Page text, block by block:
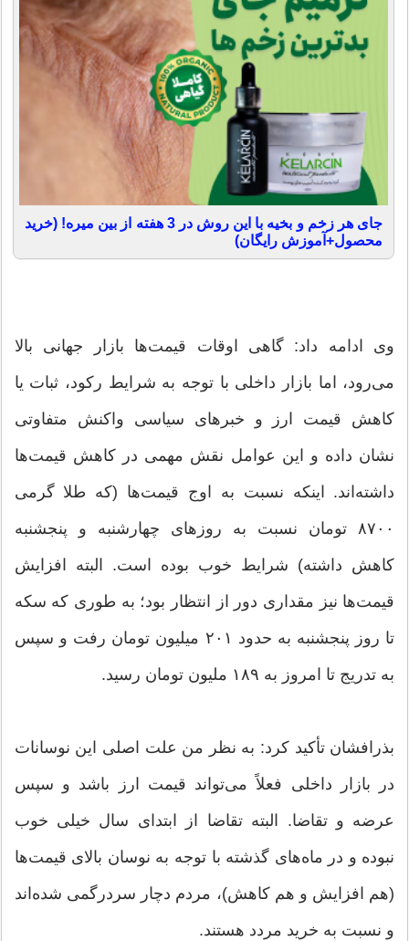
جای هر زخم و بخیه با این روش در 3 هفته از بین میره! (خرید
محصول+آموزش رایگان)
وی ادامه داد: گاهی اوقات قیمت‌ها بازار جهانی بالا
می‌رود، اما بازار داخلی با توجه به شرایط رکود، ثبات یا
کاهش قیمت ارز و خبرهای سیاسی واکنش متفاوتی
نشان داده و این عوامل نقش مهمی در کاهش قیمت‌ها
داشته‌اند. اینکه نسبت به اوج قیمت‌ها (که طلا گرمی
۸۷۰۰ تومان نسبت به روزهای چهارشنبه و پنجشنبه
کاهش داشته) شرایط خوب بوده است. البته افزایش
قیمت‌ها نیز مقداری دور از انتظار بود؛ به طوری که سکه
تا روز پنجشنبه به حدود ۲۰۱ میلیون تومان رفت و سپس
به تدریج تا امروز به ۱۸۹ ملیون تومان رسید.
بذرافشان تأکید کرد: به نظر من علت اصلی این نوسانات
در بازار داخلی فعلاً می‌تواند قیمت ارز باشد و سپس
عرضه و تقاضا. البته تقاضا از ابتدای سال خیلی خوب
نبوده و در ماه‌های گذشته با توجه به نوسان بالای قیمت‌ها
(هم افزایش و هم کاهش)، مردم دچار سردرگمی شده‌اند
و نسبت به خرید مردد هستند.